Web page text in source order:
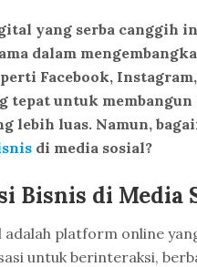
yang serba canggih
dalam
Facebook,
tepat untuk
lebih luas. Namun,
di media sosial?
Bisnis di Media
adalah platform online
untuk berinteraksi,